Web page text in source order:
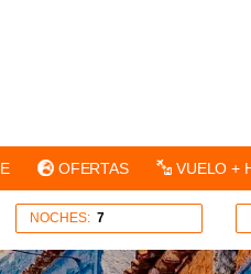
OFERTAS VUELO +
NOCHES: 7